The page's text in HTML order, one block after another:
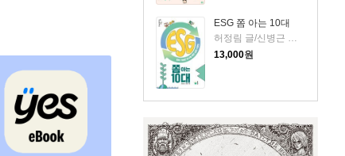
ESG 쫌 아는 10대
허정림 글/신병근 그림
13,000원